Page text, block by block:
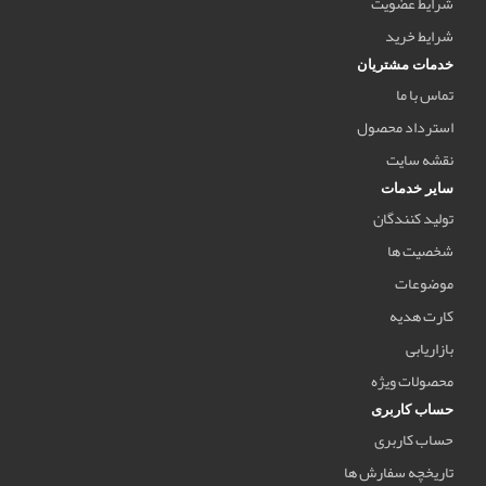
شرایط خرید
خدمات مشتریان
تماس با ما
استرداد محصول
نقشه سایت
سایر خدمات
تولید کنندگان
شخصیت ها
موضوعات
کارت هدیه
بازاریابی
محصولات ویژه
حساب کاربری
حساب کاربری
تاریخچه سفارش ها